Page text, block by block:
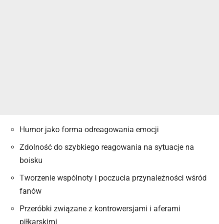
Humor jako forma odreagowania emocji
Zdolność do szybkiego reagowania na sytuacje na
boisku
Tworzenie wspólnoty i poczucia przynależności wśród
fanów
Przeróbki związane z kontrowersjami i aferami
piłkarskimi